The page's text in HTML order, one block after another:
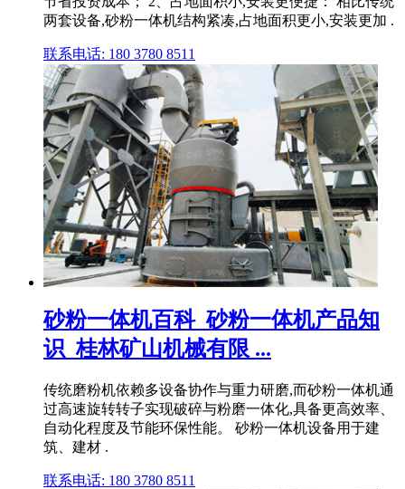
两套设备,砂粉一体机结构紧凑,占地面积更小,安装更加 .
联系电话: 180 3780 8511
砂粉一体机百科_砂粉一体机产品知
识_桂林矿山机械有限 ...
传统磨粉机依赖多设备协作与重力研磨,而砂粉一体机通
过高速旋转转子实现破碎与粉磨一体化,具备更高效率、
自动化程度及节能环保性能。 砂粉一体机设备用于建
筑、建材 .
联系电话: 180 3780 8511